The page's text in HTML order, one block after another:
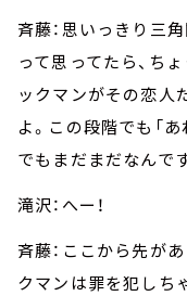
斉藤：思いっきり三
って思ってたら、ち
ックマンがその恋人
よ。この段階でも「
でもまだまだなんで
滝沢：へー！
斉藤：ここから先があ
クマンは罪を犯しち